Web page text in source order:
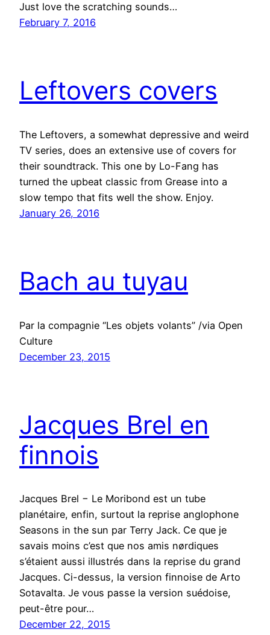
Just love the scratching sounds…
February 7, 2016
Leftovers covers
The Leftovers, a somewhat depressive and weird
TV series, does an extensive use of covers for
their soundtrack. This one by Lo-Fang has
turned the upbeat classic from Grease into a
slow tempo that fits well the show. Enjoy.
January 26, 2016
Bach au tuyau
Par la compagnie “Les objets volants” /via Open
Culture
December 23, 2015
Jacques Brel en
finnois
Jacques Brel − Le Moribond est un tube
planétaire, enfin, surtout la reprise anglophone
Seasons in the sun par Terry Jack. Ce que je
savais moins c’est que nos amis nørdiques
s’étaient aussi illustrés dans la reprise du grand
Jacques. Ci-dessus, la version finnoise de Arto
Sotavalta. Je vous passe la version suédoise,
peut-être pour…
December 22, 2015